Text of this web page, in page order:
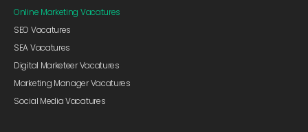
Online Marketing Vacatures
SEO Vacatures
SEA Vacatures
Digital Marketeer Vacatures
Marketing Manager Vacatures
Social Media Vacatures